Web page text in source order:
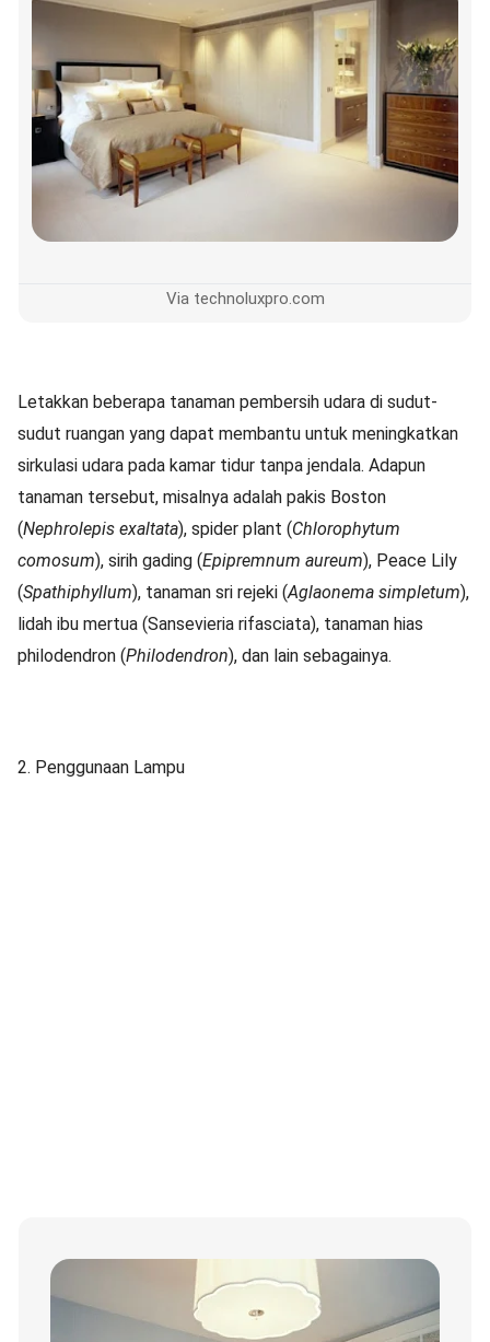
Via technoluxpro.com
Letakkan beberapa tanaman pembersih udara di sudut-
sudut ruangan yang dapat membantu untuk meningkatkan
sirkulasi udara pada kamar tidur tanpa jendala. Adapun
tanaman tersebut, misalnya adalah pakis Boston
(Nephrolepis exaltata), spider plant (Chlorophytum
comosum), sirih gading (Epipremnum aureum), Peace Lily
(Spathiphyllum), tanaman sri rejeki (Aglaonema simpletum),
lidah ibu mertua (Sansevieria rifasciata), tanaman hias
philodendron (Philodendron), dan lain sebagainya.
2. Penggunaan Lampu